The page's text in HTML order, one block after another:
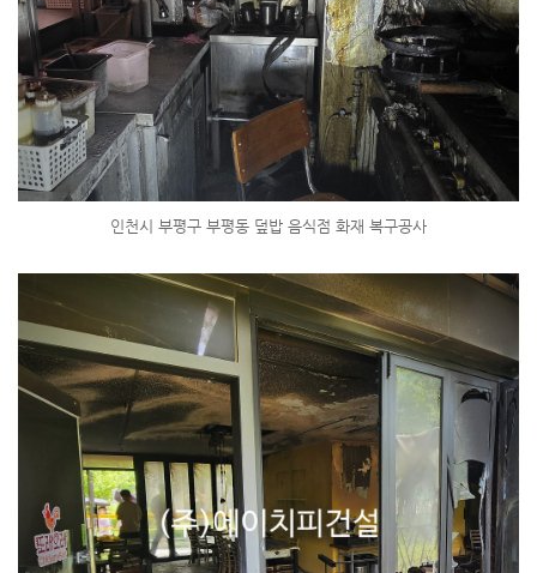
인천시 부평구 부평동 덮밥 음식점 화재 복구공사